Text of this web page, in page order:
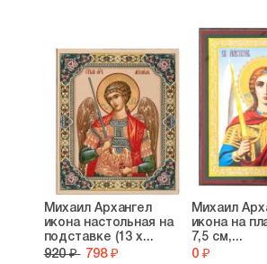
Михаил Архангел
икона настольная на
подставке (13 х...
920 ₽ 798 ₽
Михаил
икона на
7,5 см,...
0 ₽